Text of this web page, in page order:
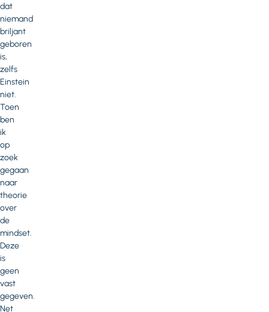
dat
niemand
briljant
geboren
is,
zelfs
Einstein
niet.
Toen
ben
ik
op
zoek
gegaan
naar
theorie
over
de
mindset.
Deze
is
geen
vast
gegeven.
Net